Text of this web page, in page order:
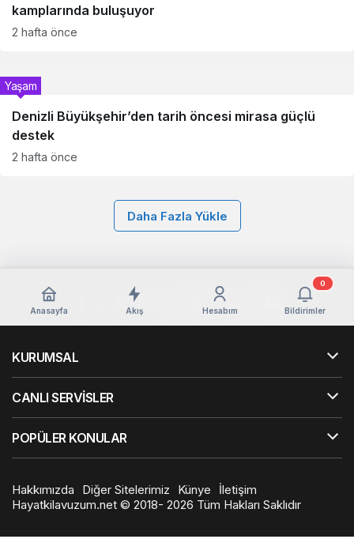
kamplarında buluşuyor
2 hafta önce
Denizli Büyükşehir’den tarih öncesi mirasa güçlü
destek
Yaşam
2 hafta önce
Daha Fazla Yükle
Anasayfa Akış Hesabım Bildirimler
0
KURUMSAL
CANLI SERVİSLER
POPÜLER KONULAR
Hakkımızda Diğer Sitelerimiz Künye
İletişim
Hayatkilavuzum.net © 2018- 2026 Tüm Hakları Saklıdır